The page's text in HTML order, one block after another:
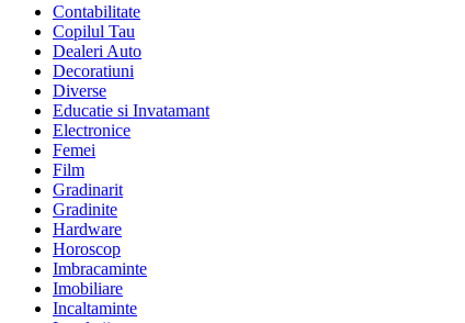
Contabilitate
Copilul Tau
Dealeri Auto
Decoratiuni
Diverse
Educatie si Invatamant
Electronice
Femei
Film
Gradinarit
Gradinite
Hardware
Horoscop
Imbracaminte
Imobiliare
Incaltaminte